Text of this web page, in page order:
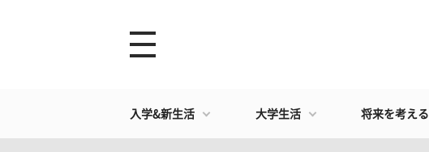
入学&新生活 大学生活 将来を考える